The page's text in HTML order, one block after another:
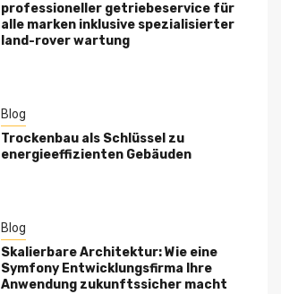
professioneller getriebeservice für
alle marken inklusive spezialisierter
land-rover wartung
Blog
Trockenbau als Schlüssel zu
energieeffizienten Gebäuden
Blog
Skalierbare Architektur: Wie eine
Symfony Entwicklungsfirma Ihre
Anwendung zukunftssicher macht